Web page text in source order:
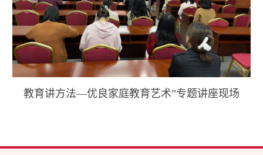
教育讲方法—优良家庭教育艺术”专题讲座现场